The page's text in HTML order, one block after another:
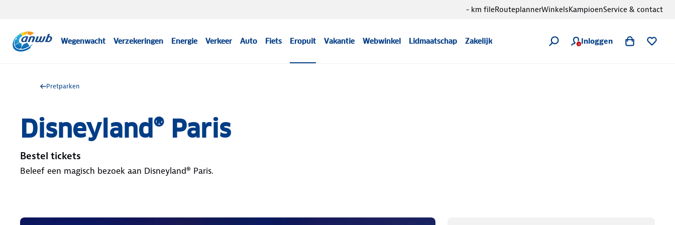
Wegenwacht Verzekeringen Energie Verkeer Auto Fiets Eropuit Vakantie Webwinkel Lidmaatschap Zakelijk Inloggen
- km fileRouteplannerWinkelsKampioenService & contact
Pretparken
Disneyland® Paris
Bestel tickets
Beleef een magisch bezoek aan Disneyland® Paris.